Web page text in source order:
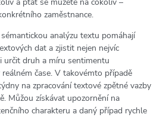
a ptát se můžete na cokoliv –
zaměstnance.
analýzu textu pomáhají
dat a zjistit nejen nejvíc
určit druh a míru sentimentu
čase. V takovémto případě
na zpracování textové zpětné vazby
Můžou získávat upozornění na
charakteru a daný případ rychle